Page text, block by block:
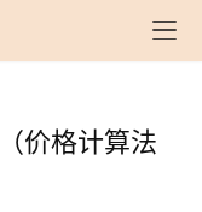
价格计算法